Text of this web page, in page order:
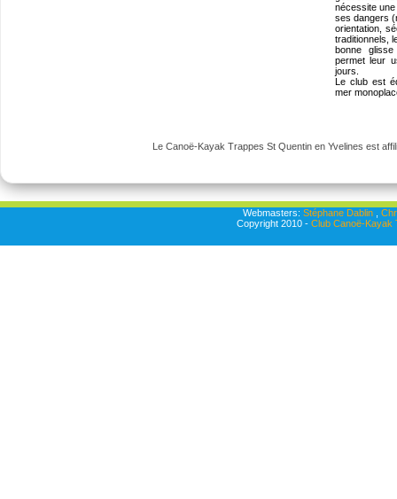
nécessite
ses dangers
orientation,
traditionnels,
bonne
permet leur
jours.
Le club est
mer
Le Canoë-Kayak Trappes St Quentin en Yvelines est
Webmasters: Stéphane Dablin,
Copyright 2010 - Club Canoë-Kayak